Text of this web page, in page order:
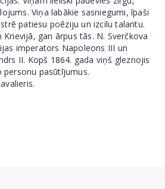
Viņa labākie sasniegumi, īpaši
patiesu poēziju un izcilu talantu.
gan ārpus tās. N. Sverčkova
imperators Napoleons III un
II. Kopš 1864. gada viņš gleznojis
pasūtījumus.